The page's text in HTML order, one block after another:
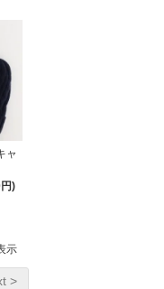
ャ
)
示
>